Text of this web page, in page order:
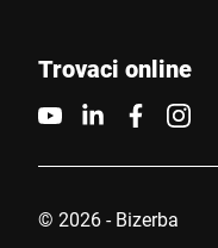
Trovaci online
© 2026 - Bizerba